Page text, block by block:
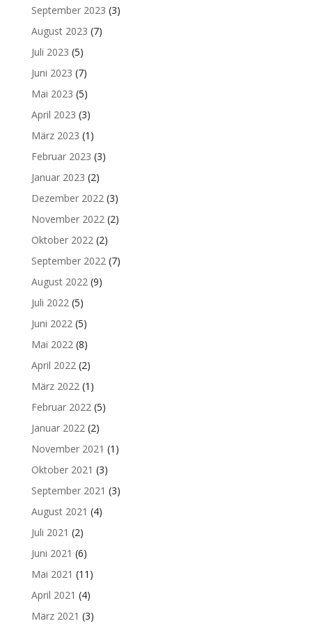
September 2023 (3)
August 2023 (7)
Juli 2023 (5)
Juni 2023 (7)
Mai 2023 (5)
April 2023 (3)
März 2023 (1)
Februar 2023 (3)
Januar 2023 (2)
Dezember 2022 (3)
November 2022 (2)
Oktober 2022 (2)
September 2022 (7)
August 2022 (9)
Juli 2022 (5)
Juni 2022 (5)
Mai 2022 (8)
April 2022 (2)
März 2022 (1)
Februar 2022 (5)
Januar 2022 (2)
November 2021 (1)
Oktober 2021 (3)
September 2021 (3)
August 2021 (4)
Juli 2021 (2)
Juni 2021 (6)
Mai 2021 (11)
April 2021 (4)
März 2021 (3)